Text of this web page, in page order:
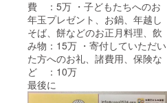
費 ：5万 ・子どもたちへのお
年玉プレゼント、お鍋、年越し
そば、餅などのお正月料理、飲
み物：15万 ・寄付していただい
た方へのお礼、諸費用、保険な
ど ：10万
最後に